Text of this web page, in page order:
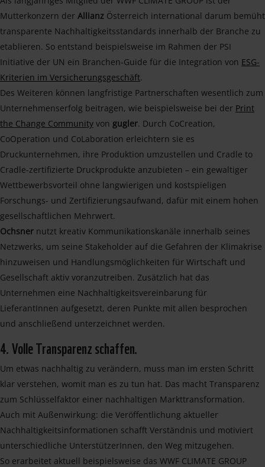
Mutterkonzern der Allianz Österreich international darum bemüht
transparente Nachhaltigkeitsstandards innerhalb der Branche zu
etablieren. So entstand beispielsweise im Rahmen der PSI
Initiative der UN ein Branchen-Guide für die Integration von ESG-
Kriterien im Versicherungsgeschäft.
Des Weiteren können langfristige Partnerschaften wesentlich zum
Unternehmenserfolg beitragen, wie beispielsweise bei der Print
the Change Community von gugler. Durch CoCreation,
CoOperation und CoLaboration erleichtern sie es
Druckunternehmen, ihre Produktion umzustellen und Cradle to
Cradle-zertifizierte Druckprodukte anzubieten – ein gewaltiger
Wettbewerbsvorteil ohne langwierigen und kostspieligen
Forschungs- und Zertifizierungsaufwand, dafür mit einem hohen
gesellschaftlichen Mehrwert.
Ochsner nutzt kreativ Kommunikationskanäle innerhalb seines
Netzwerks, um seine Stakeholder auf die Gefahren der Klimakrise
hinzuweisen und Handlungsmöglichkeiten für Wirtschaft und
Gesellschaft aktiv voranzutreiben. Zusätzlich hat das
Unternehmen eine Nachhaltigkeitsvereinbarung für
LieferantInnen aufgesetzt, deren Punkte mit allen besprochen
und anschließend unterzeichnet werden.
4. Volle Transparenz schaffen.
Um etwas nachhaltig zu verändern, muss man im ersten Schritt
klar verstehen, womit man es zu tun hat. Das macht Transparenz
zum Schlüsselfaktor einer nachhaltigen Markttransformation.
Auch mit Außenwirkung: die Veröffentlichung aktueller
Nachhaltigkeitsinformationen schafft Verständnis und motiviert
unterschiedliche UnterstützerInnen, den Weg mitzugehen.
So erarbeitet aktuell beispielsweise das WWF CLIMATE GROUP